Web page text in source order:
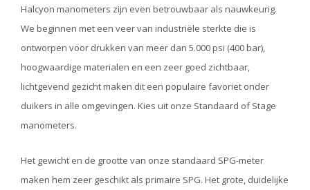
Halcyon manometers zijn even betrouwbaar als nauwkeurig.
We beginnen met een veer van industriële sterkte die is
ontworpen voor drukken van meer dan 5.000 psi (400 bar),
hoogwaardige materialen en een zeer goed zichtbaar,
lichtgevend gezicht maken dit een populaire favoriet onder
duikers in alle omgevingen. Kies uit onze Standaard of Stage
manometers.
Het gewicht en de grootte van onze standaard SPG-meter
maken hem zeer geschikt als primaire SPG. Het grote, duidelijke